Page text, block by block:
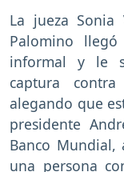
La jueza Sonia
Palomino
informal y le
captura
alegando que
presidente
Banco Mundial,
una persona